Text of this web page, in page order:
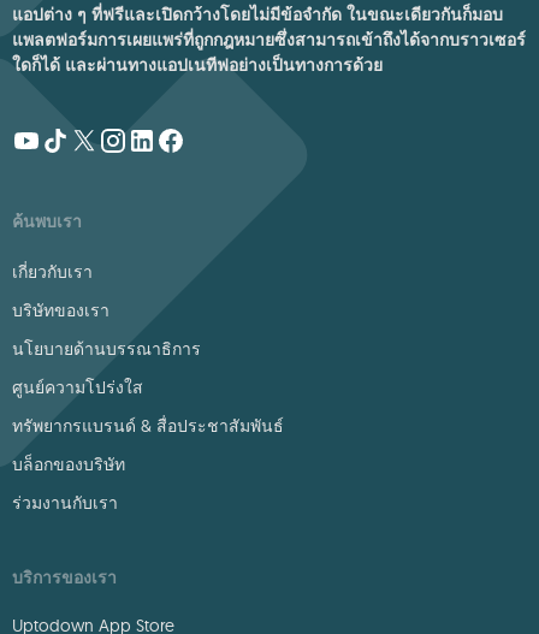
แอปต่าง ๆ ที่ฟรีและเปิดกว้างโดยไม่มีข้อจำกัด ในขณะเดียวกันก็มอบ
แพลตฟอร์มการเผยแพร่ที่ถูกกฎหมายซึ่งสามารถเข้าถึงได้จากบราวเซอร์
ใดก็ได้ และผ่านทางแอปเนทีฟอย่างเป็นทางการด้วย
ค้นพบเรา
เกี่ยวกับเรา
บริษัทของเรา
นโยบายด้านบรรณาธิการ
ศูนย์ความโปร่งใส
ทรัพยากรแบรนด์ & สื่อประชาสัมพันธ์
บล็อกของบริษัท
ร่วมงานกับเรา
บริการของเรา
Uptodown App Store